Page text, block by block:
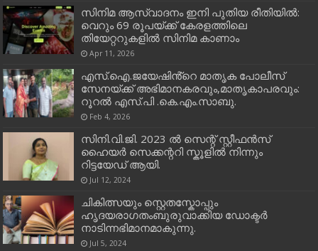
സിനിമ ആസ്വാദനം ഇനി പുതിയ രീതിയിൽ:
വെറും 69 രൂപയ്ക്ക് കേരളത്തിലെ
തിയേറ്ററുകളിൽ സിനിമ കാണാം
Apr 11, 2026
എസ്.ഐ.ജയേഷിൻ്റെ മാതൃക പോലീസ്
സേനയ്ക്ക് അഭിമാനകരവും,മാതൃകാപരവും:
റൂറൽ എസ്.പി .കെ.എം.സാബു.
Feb 4, 2026
സിനി.വി.ജി. 2023 ൽ സെന്റ് സ്റ്റീഫൻസ്
ഹൈയർ സെക്കന്ററി സ്കൂളിൽ നിന്നും
റിട്ടയേഡ് ആയി.
Jul 12, 2024
ചികിത്സയും സ്റ്റെതസ്കോപ്പും
ഹൃദയരാഗതംബുരുവാക്കിയ ഡോക്ടർ
നാടിന്നഭിമാനമാകുന്നു.
Jul 5, 2024